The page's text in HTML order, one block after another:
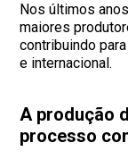
Nos últimos
maiores
contribuindo
e internacional.
A produção
processo